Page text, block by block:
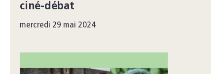
ciné-débat
mercredi 29 mai 2024